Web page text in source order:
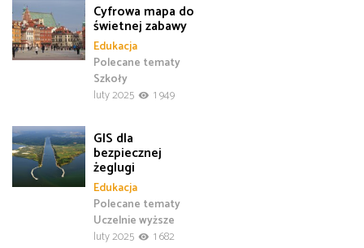
Cyfrowa mapa do
świetnej zabawy
Edukacja
Polecane tematy
Szkoły
luty 2025
1 949
GIS dla
bezpiecznej
żeglugi
Edukacja
Polecane tematy
Uczelnie wyższe
luty 2025
1 682